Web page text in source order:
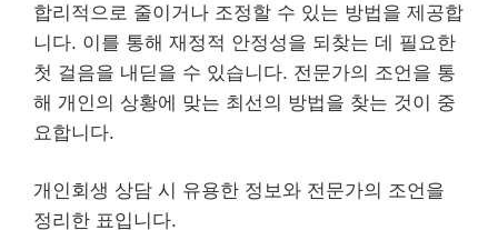
합리적으로 줄이거나 조정할 수 있는 방법을 제공합
니다. 이를 통해 재정적 안정성을 되찾는 데 필요한
첫 걸음을 내딛을 수 있습니다. 전문가의 조언을 통
해 개인의 상황에 맞는 최선의 방법을 찾는 것이 중
요합니다.
개인회생 상담 시 유용한 정보와 전문가의 조언을
정리한 표입니다.